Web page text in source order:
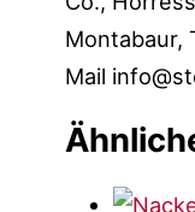
Montabaur,
Mail